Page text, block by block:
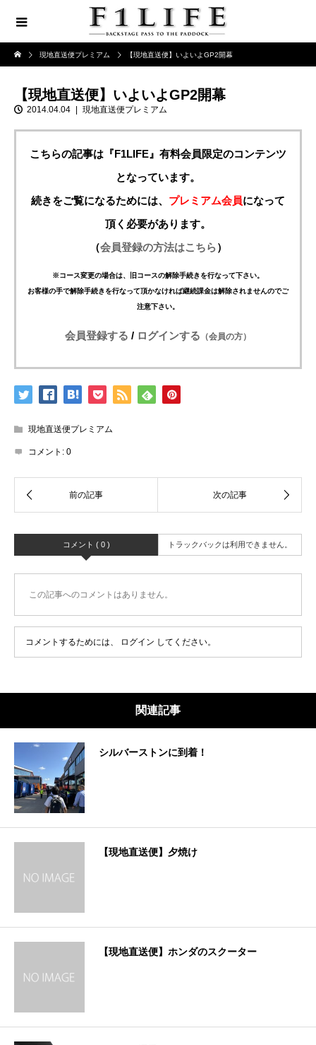
現地直送便プレミアム 【現地直送便】いよいよGP2開幕
【現地直送便】いよいよGP2開幕
2014.04.04 現地直送便プレミアム
こちらの記事は『F1LIFE』有料会員限定のコンテンツ
となっています。
続きをご覧になるためには、 プレミアム会員になって
頂く必要があります。
（会員登録の方法はこちら）
※コース変更の場合は、旧コースの解除手続きを行なって下さい。
お客様の手で解除手続きを行なって頂かなければ継続課金は解除されませんのでご
注意下さい。
会員登録する / ログインする （会員の方）
現地直送便プレミアム
コメント: 0
コメント ( 0 ) トラックバックは利用できません。
この記事へのコメントはありません。
コメントするためには、 ログイン してください。
関連記事
シルバーストンに到着！
【現地直送便】夕焼け
【現地直送便】ホンダのスクーター